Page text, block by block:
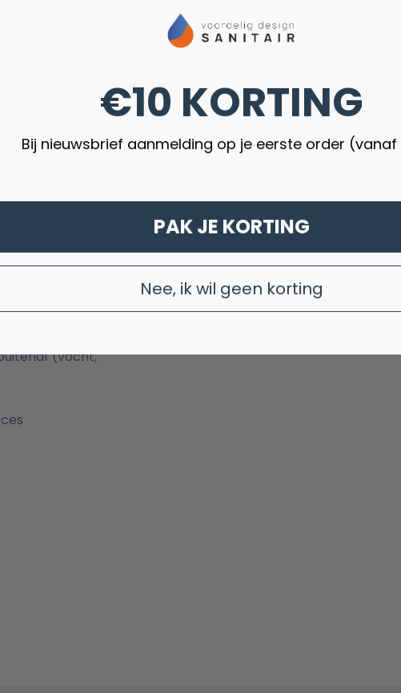
van een 3M plakstrip.
worden. De
de vloer neerzetten. De
bevestigd te worden. Let
boren noodzakelijk.
door de vacuümmethode
en oxideert niet
(vocht,
€10 KORTING
Bij nieuwsbrief aanmelding op je eerste order (vanaf
PAK JE KORTING
Nee, ik wil geen korting